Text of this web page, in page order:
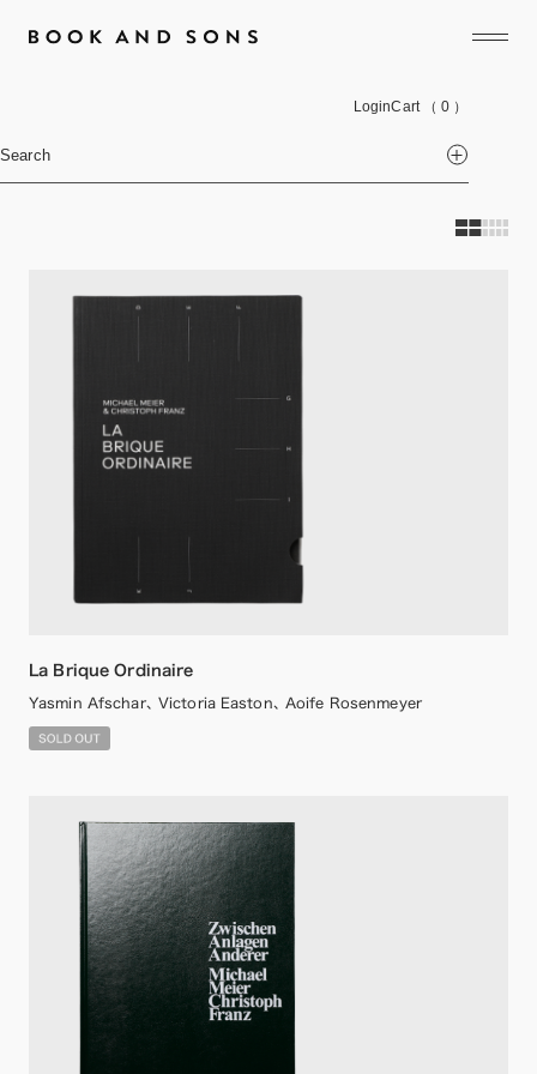
LoginCart （ 0 ）
Search
La Brique Ordinaire
Yasmin Afschar、 Victoria Easton、 Aoife Rosenmeyer